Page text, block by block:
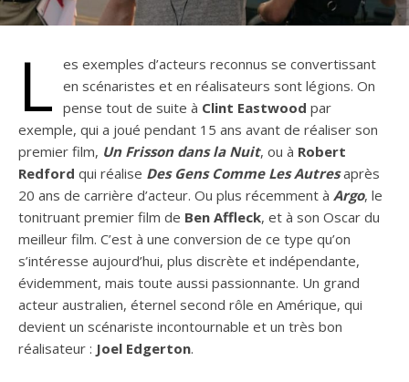
L es exemples d’acteurs reconnus se convertissant
en scénaristes et en réalisateurs sont légions. On
pense tout de suite à Clint Eastwood par
exemple, qui a joué pendant 15 ans avant de réaliser son
premier film, Un Frisson dans la Nuit, ou à Robert
Redford qui réalise Des Gens Comme Les Autresaprès
20 ans de carrière d’acteur. Ou plus récemment à Argo, le
tonitruant premier film de Ben Affleck, et à son Oscar du
meilleur film. C’est à une conversion de ce type qu’on
s’intéresse aujourd’hui, plus discrète et indépendante,
évidemment, mais toute aussi passionnante. Un grand
acteur australien, éternel second rôle en Amérique, qui
devient un scénariste incontournable et un très bon
réalisateur : Joel Edgerton.